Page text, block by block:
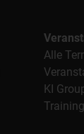
Alle
KI
Training